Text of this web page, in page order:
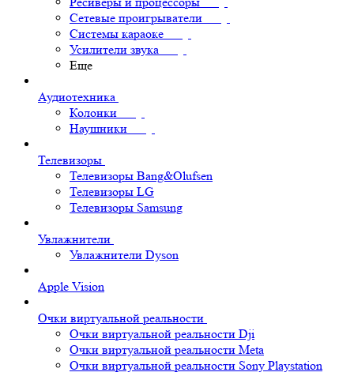
Сетевые проигрыватели
Системы караоке
Усилители звука
Еще
Аудиотехника
Колонки
Наушники
Телевизоры
Телевизоры Bang&Olufsen
Телевизоры LG
Телевизоры Samsung
Увлажнители
Увлажнители Dyson
Apple Vision
Очки виртуальной реальности
Очки виртуальной реальности Dji
Очки виртуальной реальности Meta
Очки виртуальной реальности Sony Playstation